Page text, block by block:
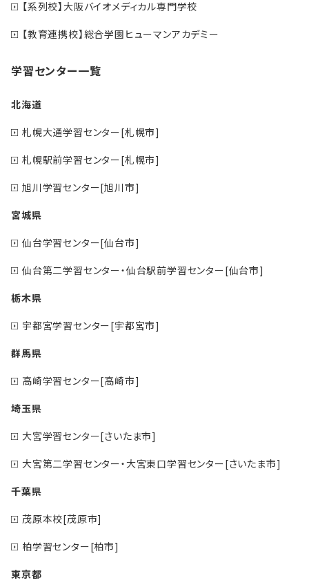
【系列校】大阪バイオメディカル専門学校
【教育連携校】総合学園ヒューマンアカデミー
学習センター一覧
北海道
札幌大通学習センター[札幌市]
札幌駅前学習センター[札幌市]
旭川学習センター[旭川市]
宮城県
仙台学習センター[仙台市]
仙台第二学習センター・仙台駅前学習センター[仙台市]
栃木県
宇都宮学習センター[宇都宮市]
群馬県
高崎学習センター[高崎市]
埼玉県
大宮学習センター[さいたま市]
大宮第二学習センター・大宮東口学習センター[さいたま市]
千葉県
茂原本校[茂原市]
柏学習センター[柏市]
東京都